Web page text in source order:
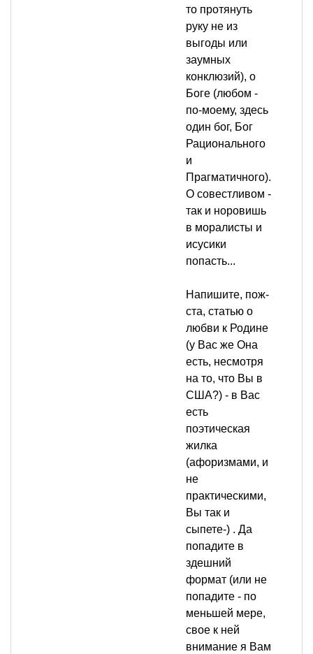
то протянуть
руку не из
выгоды или
заумных
конклюзий), о
Боге (любом -
по-моему, здесь
один бог, Бог
Рационального
и
Прагматичного).
О совестливом -
так и норовишь
в моралисты и
исусики
попасть...
Напишите, пож-
ста, статью о
любви к Родине
(у Вас же Она
есть, несмотря
на то, что Вы в
США?) - в Вас
есть
поэтическая
жилка
(афоризмами, и
не
практическими,
Вы так и
сыпете-) . Да
попадите в
здешний
формат (или не
попадите - по
меньшей мере,
свое к ней
внимание я Вам